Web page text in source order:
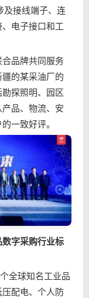
及接线端子、连
电子接口和工
品牌共同服务
的某采油厂的
探照明、园区
品、物流、安
一致好评。
字采购行业标
全球知名工业品
配电、个人防